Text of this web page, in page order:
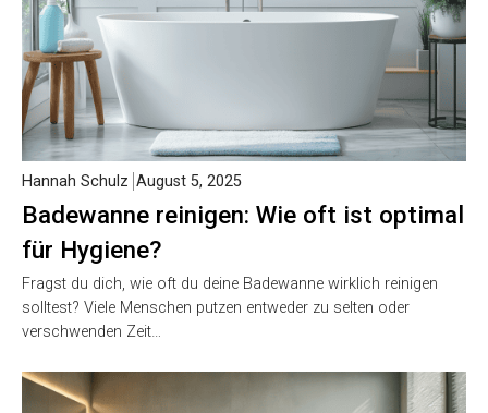
Badewanne reinigen: Wie oft ist optimal
für Hygiene?
Hannah Schulz August 5, 2025
Fragst du dich, wie oft du deine Badewanne wirklich reinigen
solltest? Viele Menschen putzen entweder zu selten oder
verschwenden Zeit…